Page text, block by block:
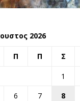
2026
Π Π Σ
1
6 7 8